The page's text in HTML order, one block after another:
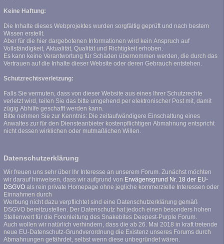
Keine Haftung:
Die Inhalte dieses Webprojektes wurden sorgfältig geprüft und nach bestem
Wissen erstellt.
Aber für die hier dargebotenen Informationen wird kein Anspruch auf
Vollständigkeit, Aktualität, Qualität und Richtigkeit erhoben.
Es kann keine Verantwortung für Schäden übernommen werden, die durch das
Vertrauen auf die Inhalte dieser Website oder deren Gebrauch entstehen.
Schutzrechtsverletzung:
Falls Sie vermuten, dass von dieser Website aus eines Ihrer Schutzrechte
verletzt wird, teilen Sie das bitte umgehend per elektronischer Post mit, damit
zügig Abhilfe geschafft werden kann.
Bitte nehmen Sie zur Kenntnis: Die zeitaufwändigere Einschaltung eines
Anwaltes zur für den Diensteanbieter kostenpflichtigen Abmahnung entspricht
nicht dessen wirklichen oder mutmaßlichen Willen.
Datenschutzerklärung
Wir freuen uns sehr über Ihr Interesse an unserem Forum. Zunächst möchten
wir darauf hinweisen, dass wir aufgrund von Erwägensgrund Nr. 18 der EU-
DSGVO als rein private Homepage ohne jegliche kommerzielle Interessen oder
Einnahmen durch
Werbung nicht dazu verpflichtet sind eine Datenschutzerklärung gemäß
DSGVO bereitzustellen. Der Datenschutz hat jedoch einen besonders hohen
Stellenwert für die Forenleitung des Snakebites Deepest-Purple Forum.
Auch wollen wir natürlich verhindern, dass die ab 26. Mai 2018 in kraft tretende
neue EU-Datenschutz-Grundverordnung die Existenz unseres Forums durch
Abmahnungen gefährdet, selbst wenn diese unbegründet wären.